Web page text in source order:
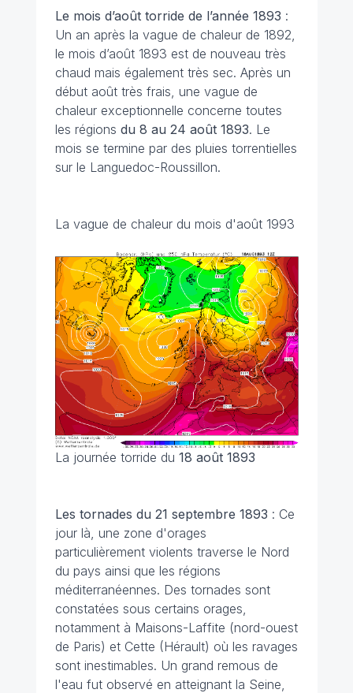
Le mois d’août torride de l’année 1893 :
Un an après la vague de chaleur de 1892,
le mois d’août 1893 est de nouveau très
chaud mais également très sec. Après un
début août très frais, une vague de
chaleur exceptionnelle concerne toutes
les régions du 8 au 24 août 1893. Le
mois se termine par des pluies torrentielles
sur le Languedoc-Roussillon.
La vague de chaleur du mois d'août 1993
La journée torride du 18 août 1893
Les tornades du 21 septembre 1893 : Ce
jour là, une zone d'orages
particulièrement violents traverse le Nord
du pays ainsi que les régions
méditerranéennes. Des tornades sont
constatées sous certains orages,
notamment à Maisons-Laffite (nord-ouest
de Paris) et Cette (Hérault) où les ravages
sont inestimables. Un grand remous de
l'eau fut observé en atteignant la Seine,